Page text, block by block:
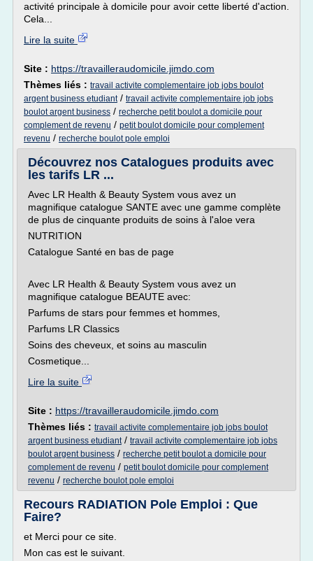
activité principale à domicile pour avoir cette liberté d'action.
Cela...
Lire la suite
Site : https://travailleraudomicile.jimdo.com
Thèmes liés : travail activite complementaire job jobs boulot
argent business etudiant/ travail activite complementaire job jobs
boulot argent business / recherche petit boulot a domicile pour
complement de revenu / petit boulot domicile pour complement
revenu / recherche boulot pole emploi
Découvrez nos Catalogues produits avec
les tarifs LR ...
Avec LR Health & Beauty System vous avez un
magnifique catalogue SANTE avec une gamme complète
de plus de cinquante produits de soins à l'aloe vera
NUTRITION
Catalogue Santé en bas de page
Avec LR Health & Beauty System vous avez un
magnifique catalogue BEAUTE avec:
Parfums de stars pour femmes et hommes,
Parfums LR Classics
Soins des cheveux, et soins au masculin
Cosmetique...
Lire la suite
Site : https://travailleraudomicile.jimdo.com
Thèmes liés : travail activite complementaire job jobs boulot
argent business etudiant/ travail activite complementaire job jobs
boulot argent business / recherche petit boulot a domicile pour
complement de revenu / petit boulot domicile pour complement
revenu / recherche boulot pole emploi
Recours RADIATION Pole Emploi : Que
Faire?
et Merci pour ce site.
Mon cas est le suivant.